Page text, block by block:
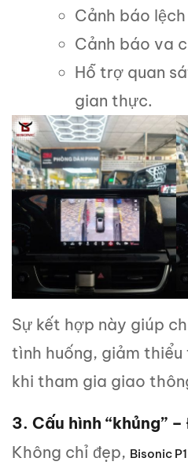
Cảnh báo
Cảnh báo va
Hỗ trợ quan
gian thực.
Sự kết hợp này giúp
tình huống, giảm
khi tham gia giao
3. Cấu hình “khủng”
Không chỉ đẹp, Bisonic